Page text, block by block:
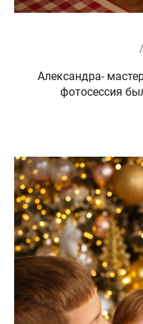
Александра-
фотосессия